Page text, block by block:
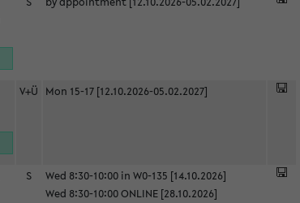
V+Ü Mon 15-17 [12.10.2026-05.02.2027]
S
Wed 8:30-10:00 in W0-135 [14.10.2026]
Wed 8:30-10:00 ONLINE [28.10.2026]